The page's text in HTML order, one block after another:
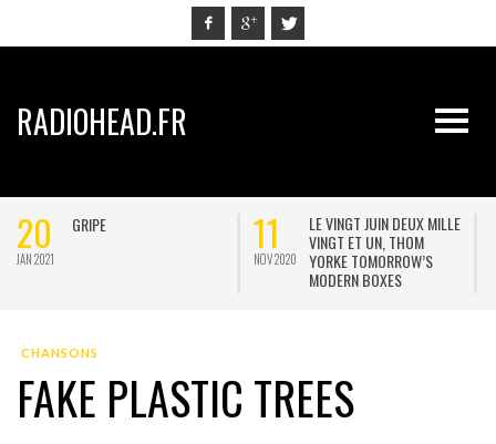
RADIOHEAD.FR
20
JAN 2021
GRIPE 11
NOV 2020
LE VINGT JUIN DEUX MILLE
VINGT ET UN, THOM
YORKE TOMORROW’S
MODERN BOXES
CHANSONS
FAKE PLASTIC TREES